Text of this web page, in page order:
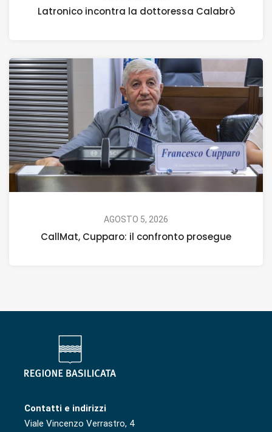
Latronico incontra la dottoressa Calabrò
AGOSTO 5, 2026
CallMat, Cupparo: il confronto prosegue
Contatti e indirizzi
Viale Vincenzo Verrastro, 4